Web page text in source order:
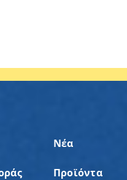
Νέα
Προϊόντα